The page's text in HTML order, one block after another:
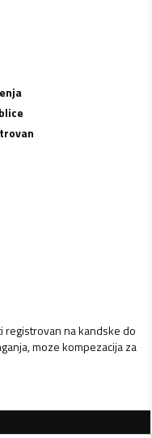
registrovan na kandske do
moze kompezacija za